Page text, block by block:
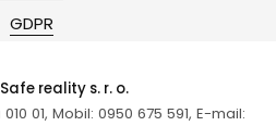
GDPR
reality s. r. o.
01, Mobil: 0950 675 591, E-mail: